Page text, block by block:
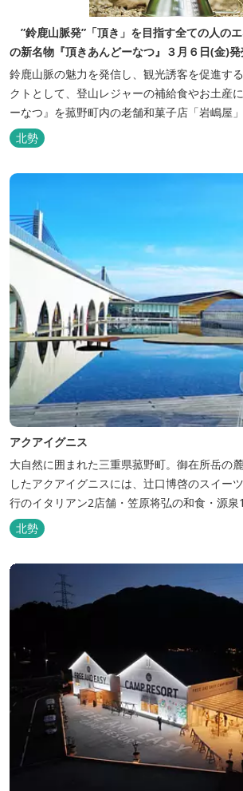
”鈴鹿山脈発”「頂き」を目指す全ての人の
の新名物『頂きあんどーなつ』３月６日(金)発
鈴鹿山脈の魅力を発信し、観光誘客を促進す
クトとして、登山レジャーの補給食やお土産
ーなつ』を菰野町内の老舗和菓子店「岩嶋屋
（金）より販売を開始いたしました。 ■商品コンセプト：自分だけ
の「頂き」を目指す人を応援 「山に登る目的
北勢
アクアイグニス
大自然に囲まれた三重県菰野町。御在所岳の
したアクアイグニスには、辻󠄀口博啓のスイー
行のイタリアン2店舗・笠原将弘の和食・源
泉・宿泊棟・離れ宿・苺ハウス・ギャラリー
と『食』が集結しております。 【『癒し』の追求 】 ◆源泉100%
掛け流し「片岡温泉」 片岡温泉は、地下
北勢